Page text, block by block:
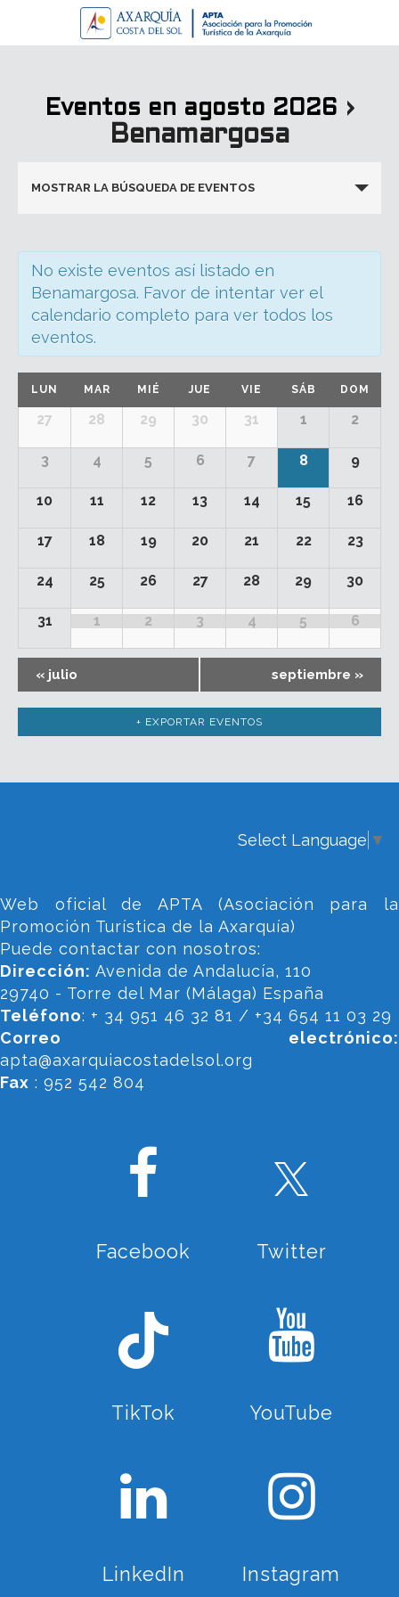
Eventos en agosto 2026 ›
Benamargosa
Navegación
y
vistas
de
Eventos
MOSTRAR LA BÚSQUEDA DE EVENTOS
No existe eventos así listado en
Benamargosa. Favor de intentar ver el
calendario completo para ver todos los
eventos.
Calendario
de
Calendario
Eventos
LUN MAR MIÉ JUE VIE SÁB DOM
27 28 29 30 31 1 2
3 4 5 6 7 8 9
10 11 12 13 14 15 16
17 18 19 20 21 22 23
24 25 26 27 28 29 30
31 1 2 3 4 5 6
« julio septiembre »
+ EXPORTAR EVENTOS
Select Language ▼
Web oficial de APTA (Asociación para la
Promoción Turística de la Axarquía)
Puede contactar con nosotros:
Dirección: Avenida de Andalucía, 110
29740 - Torre del Mar (Málaga) España
Teléfono: + 34 951 46 32 81 / +34 654 11 03 29
Correo electrónico:
apta@axarquiacostadelsol.org
Fax : 952 542 804
Facebook Twitter
TikTok YouTube
LinkedIn Instagram